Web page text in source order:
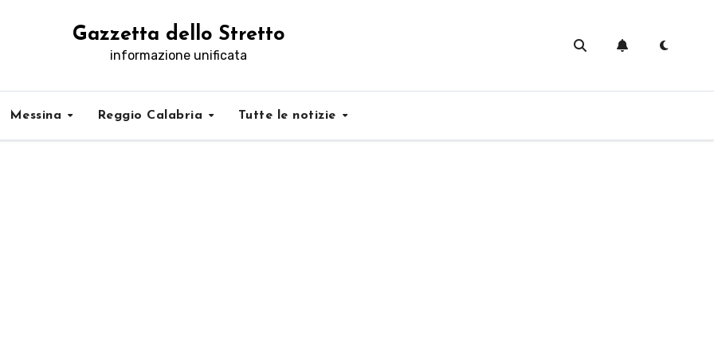
Gazzetta dello Stretto
informazione unificata
Messina Reggio Calabria Tutte le notizie